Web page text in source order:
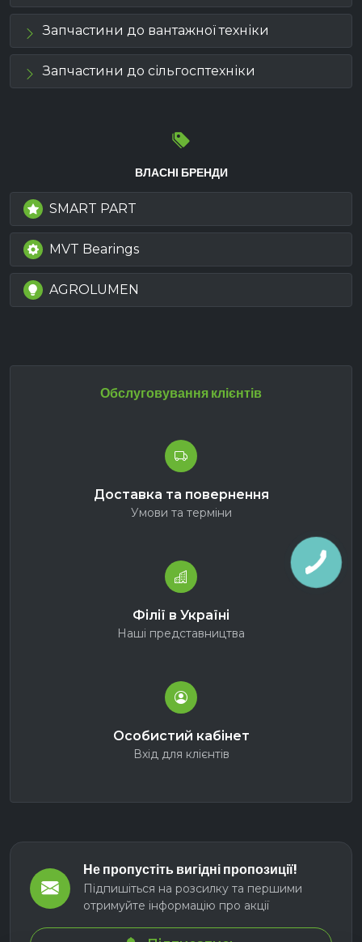
Запчастини до вантажної техніки
Запчастини до сільгосптехніки
ВЛАСНІ БРЕНДИ
SMART PART
MVT Bearings
AGROLUMEN
Обслуговування клієнтів
Доставка та повернення
Умови та терміни
Філії в Україні
Наші представництва
Особистий кабінет
Вхід для клієнтів
Не пропустіть вигідні пропозиції!
Підпишіться на розсилку та першими
отримуйте інформацію про акції